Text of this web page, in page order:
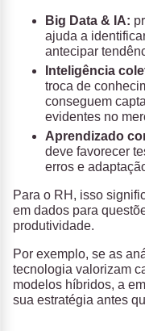
Big Data & IA:
ajuda a
antecipar
Inteligência
troca de
conseguem
evidentes no
Aprendizado
deve favorecer
erros e
Para o RH, isso
em dados para
produtividade.
Por exemplo, se as
tecnologia valorizam
modelos híbridos, a
sua estratégia antes